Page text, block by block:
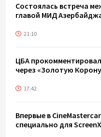
Состоялась встреча
главой МИД
21:10
ЦБА
через «Золотую
17:42
Впервые в
специально для